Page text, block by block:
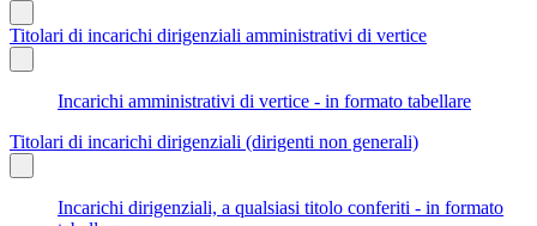
Titolari di incarichi dirigenziali amministrativi di vertice
Incarichi amministrativi di vertice - in formato tabellare
Titolari di incarichi dirigenziali (dirigenti non generali)
Incarichi dirigenziali, a qualsiasi titolo conferiti - in formato